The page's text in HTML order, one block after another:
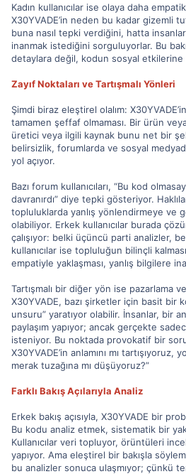
Kadın kullanıcılar ise olaya daha
X30YVADE’in neden bu kadar gizemli
buna nasıl tepki verdiğini, hatta
inanmak istediğini sorguluyorlar. Bu
detaylara değil, kodun sosyal etkilerine
Zayıf Noktaları ve Tartışmalı Yönleri
Şimdi biraz eleştirel olalım:
tamamen şeffaf olmaması. Bir ürün
üretici veya ilgili kaynak bunu net bir
belirsizlik, forumlarda ve sosyal
yol açıyor.
Bazı forum kullanıcıları, “Bu kod
davranırdı” diye tepki gösteriyor.
topluluklarda yanlış yönlendirmeye ve
olabiliyor. Erkek kullanıcılar burada
çalışıyor: belki üçüncü parti analizler,
kullanıcılar ise topluluğun bilinçli
empatiyle yaklaşması, yanlış bilgilere
Tartışmalı bir diğer yön ise pazarlama
X30YVADE, bazı şirketler için basit bir
unsuru” yaratıyor olabilir. İnsanlar, bir
paylaşım yapıyor; ancak gerçekte
isteniyor. Bu noktada provokatif bir
X30YVADE’in anlamını mı tartışıyoruz,
merak tuzağına mı düşüyoruz?”
Farklı Bakış Açılarıyla Analiz
Erkek bakış açısıyla, X30YVADE bir
Bu kodu analiz etmek, sistematik bir
Kullanıcılar veri topluyor, örüntüleri
yapıyor. Ama eleştirel bir bakışla
bu analizler sonuca ulaşmıyor; çünkü